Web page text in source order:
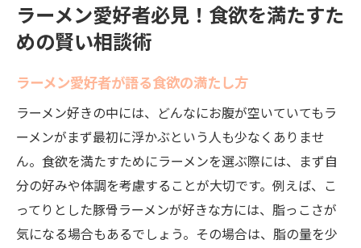
ラーメン愛好者必見！食欲を満たすた
めの賢い相談術
ラーメン愛好者が語る食欲の満たし方
ラーメン好きの中には、どんなにお腹が空いていてもラ
ーメンがまず最初に浮かぶという人も少なくありませ
ん。食欲を満たすためにラーメンを選ぶ際には、まず自
分の好みや体調を考慮することが大切です。例えば、こ
ってりとした豚骨ラーメンが好きな方には、脂っこさが
気になる場合もあるでしょう。その場合は、脂の量を少